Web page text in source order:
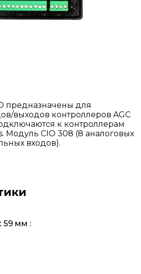
предназначены для
выходов контроллеров AGC
к контроллерам
Модуль CIO 308 (8 аналоговых
входов).
59 мм :